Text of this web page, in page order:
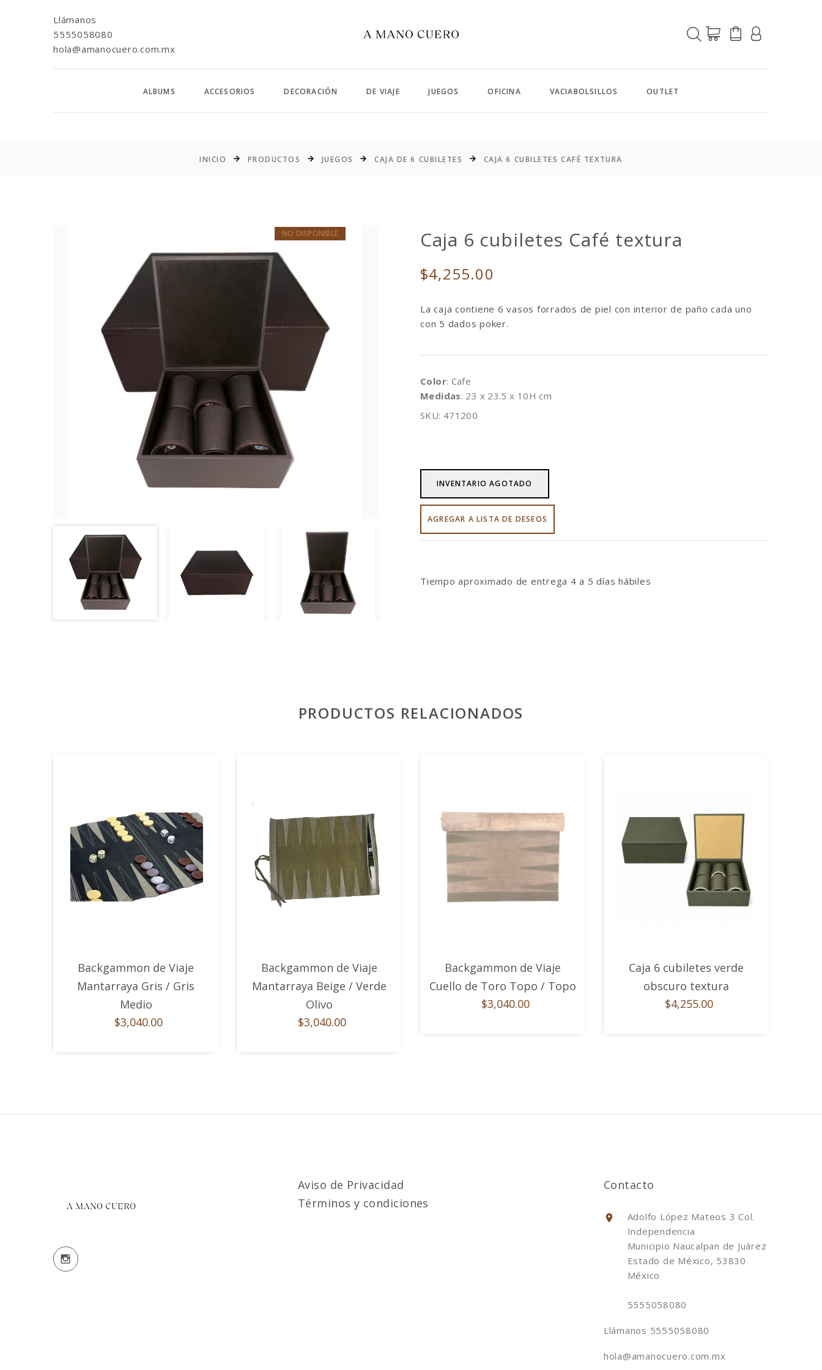
Llámanos
5555058080
hola@amanocuero.com.mx
ALBUMS ACCESORIOS DECORACIÓN DE VIAJE JUEGOS OFICINA VACIABOLSILLOS OUTLET
INICIO PRODUCTOS JUEGOS CAJA DE 6 CUBILETES CAJA 6 CUBILETES CAFÉ TEXTURA
NO DISPONIBLE Caja 6 cubiletes Café textura
$4,255.00
La caja contiene 6 vasos forrados de piel con interior de paño cada uno
con 5 dados poker.
Color: Cafe
Medidas: 23 x 23.5 x 10H cm
SKU: 471200
INVENTARIO AGOTADO
AGREGAR A LISTA DE DESEOS
Tiempo aproximado de entrega 4 a 5 días hábiles
PRODUCTOS RELACIONADOS
Backgammon de Viaje
Mantarraya Gris / Gris
Medio
$3,040.00
Backgammon de Viaje
Mantarraya Beige / Verde
Olivo
$3,040.00
Backgammon de Viaje
Cuello de Toro Topo / Topo
$3,040.00
Caja 6 cubiletes verde
obscuro textura
$4,255.00
Aviso de Privacidad
Términos y condiciones
Contacto
Adolfo López Mateos 3 Col.
Independencia
Municipio Naucalpan de Juárez
Estado de México, 53830
México
5555058080
Llámanos 5555058080
hola@amanocuero.com.mx